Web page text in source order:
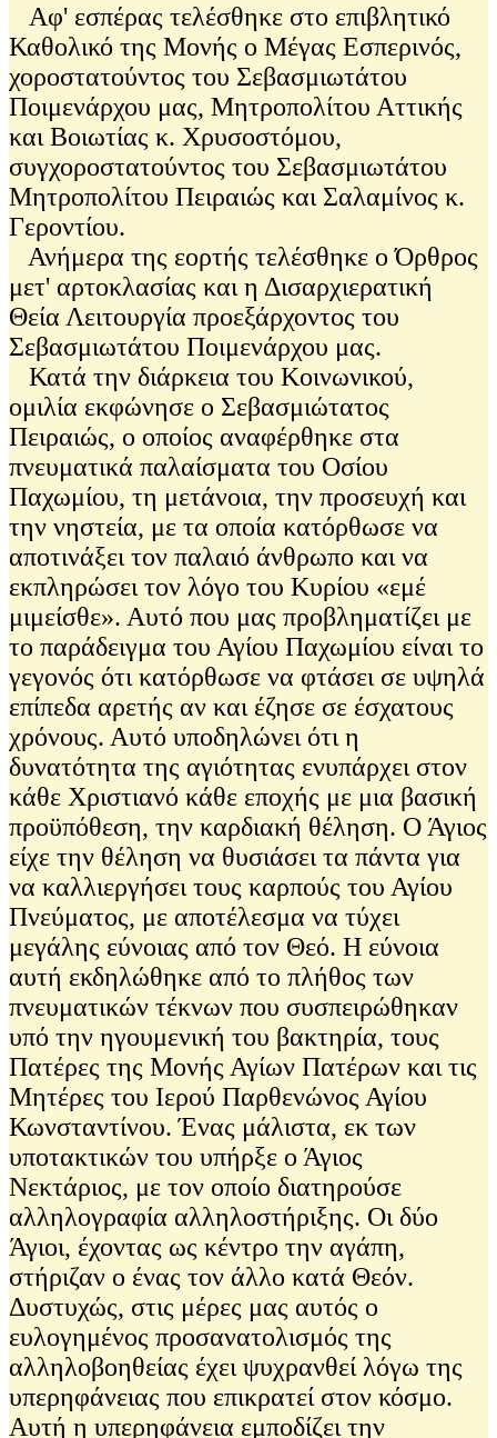
Αφ' εσπέρας τελέσθηκε στο επιβλητικό
Καθολικό της Μονής ο Μέγας Εσπερινός,
χοροστατούντος του Σεβασμιωτάτου
Ποιμενάρχου μας, Μητροπολίτου Αττικής
και Βοιωτίας κ. Χρυσοστόμου,
συγχοροστατούντος του Σεβασμιωτάτου
Μητροπολίτου Πειραιώς και Σαλαμίνος κ.
Γεροντίου.
Ανήμερα της εορτής τελέσθηκε ο Όρθρος
μετ' αρτοκλασίας και η Δισαρχιερατική
Θεία Λειτουργία προεξάρχοντος του
Σεβασμιωτάτου Ποιμενάρχου μας.
Κατά την διάρκεια του Κοινωνικού,
ομιλία εκφώνησε ο Σεβασμιώτατος
Πειραιώς, ο οποίος αναφέρθηκε στα
πνευματικά παλαίσματα του Οσίου
Παχωμίου, τη μετάνοια, την προσευχή και
την νηστεία, με τα οποία κατόρθωσε να
αποτινάξει τον παλαιό άνθρωπο και να
εκπληρώσει τον λόγο του Κυρίου «εμέ
μιμείσθε». Αυτό που μας προβληματίζει με
το παράδειγμα του Αγίου Παχωμίου είναι το
γεγονός ότι κατόρθωσε να φτάσει σε υψηλά
επίπεδα αρετής αν και έζησε σε έσχατους
χρόνους. Αυτό υποδηλώνει ότι η
δυνατότητα της αγιότητας ενυπάρχει στον
κάθε Χριστιανό κάθε εποχής με μια βασική
προϋπόθεση, την καρδιακή θέληση. Ο Άγιος
είχε την θέληση να θυσιάσει τα πάντα για
να καλλιεργήσει τους καρπούς του Αγίου
Πνεύματος, με αποτέλεσμα να τύχει
μεγάλης εύνοιας από τον Θεό. Η εύνοια
αυτή εκδηλώθηκε από το πλήθος των
πνευματικών τέκνων που συσπειρώθηκαν
υπό την ηγουμενική του βακτηρία, τους
Πατέρες της Μονής Αγίων Πατέρων και τις
Μητέρες του Ιερού Παρθενώνος Αγίου
Κωνσταντίνου. Ένας μάλιστα, εκ των
υποτακτικών του υπήρξε ο Άγιος
Νεκτάριος, με τον οποίο διατηρούσε
αλληλογραφία αλληλοστήριξης. Οι δύο
Άγιοι, έχοντας ως κέντρο την αγάπη,
στήριζαν ο ένας τον άλλο κατά Θεόν.
Δυστυχώς, στις μέρες μας αυτός ο
ευλογημένος προσανατολισμός της
αλληλοβοηθείας έχει ψυχρανθεί λόγω της
υπερηφάνειας που επικρατεί στον κόσμο.
Αυτή η υπερηφάνεια εμποδίζει την